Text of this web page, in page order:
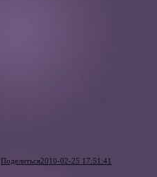
Поделиться2010-02-25 17:51:41